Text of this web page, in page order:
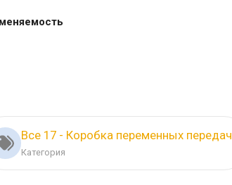
Все 17 - Коробка переменных передач
Категория